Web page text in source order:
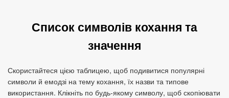
Список символів кохання та
значення
Скористайтеся цією таблицею, щоб подивитися популярні
символи й емодзі на тему кохання, їх назви та типове
використання. Клікніть по будь‑якому символу, щоб скопіювати